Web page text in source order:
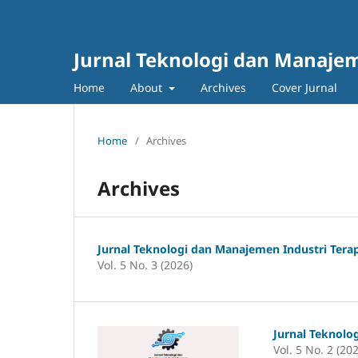
Jurnal Teknologi dan
Home About Archives Cover Jurnal
Home / Archives
Archives
Jurnal Teknologi dan Manajemen Industri
Vol. 5 No. 3 (2026)
Jurnal
Vol. 5 No. 2